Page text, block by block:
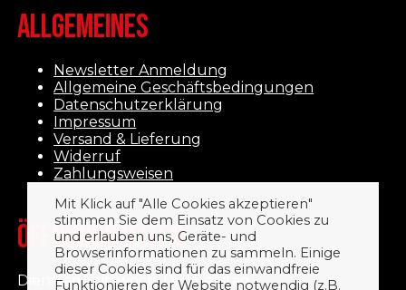
ALLGEMEINES
Newsletter Anmeldung
Allgemeine Geschäftsbedingungen
Datenschutzerklärung
Impressum
Versand & Lieferung
Widerruf
Zahlungsweisen
ÖFFNUNGSZEITEN
Dienstag, Mittwoch, Donnerstag
Mit Klick auf "Alle Cookies akzeptieren"
stimmen Sie dem Einsatz von Cookies zu
und erlauben uns, Geräte- und
Browserinformationen zu sammeln. Einige
dieser Cookies sind für das einwandfreie
Funktionieren der Website notwendig (z.B.